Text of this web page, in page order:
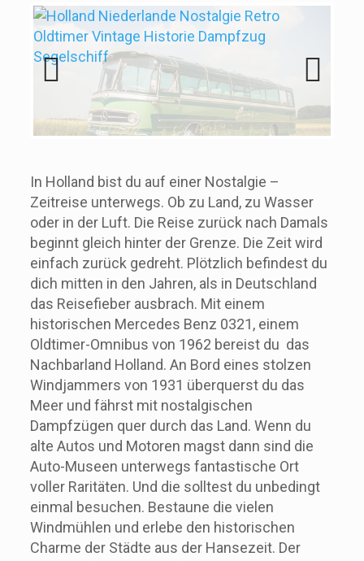
Previous Next
In Holland bist du auf einer Nostalgie –
Zeitreise unterwegs. Ob zu Land, zu Wasser
oder in der Luft. Die Reise zurück nach Damals
beginnt gleich hinter der Grenze. Die Zeit wird
einfach zurück gedreht. Plötzlich befindest du
dich mitten in den Jahren, als in Deutschland
das Reisefieber ausbrach. Mit einem
historischen Mercedes Benz 0321, einem
Oldtimer-Omnibus von 1962 bereist du das
Nachbarland Holland. An Bord eines stolzen
Windjammers von 1931 überquerst du das
Meer und fährst mit nostalgischen
Dampfzügen quer durch das Land. Wenn du
alte Autos und Motoren magst dann sind die
Auto-Museen unterwegs fantastische Ort
voller Raritäten. Und die solltest du unbedingt
einmal besuchen. Bestaune die vielen
Windmühlen und erlebe den historischen